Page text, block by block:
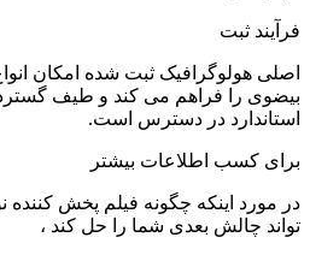
فرآیند ثبت
اصلی هولوگرافیک ثبت شده امکان
بیضوی را فراهم می کند و طیف
استاندارد در دسترس است.
برای کسب اطلاعات بیشتر
تواند چالش بعدی شما را حل کند ،